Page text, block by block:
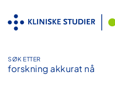
innhold
SØK ETTER
forskning akkurat nå